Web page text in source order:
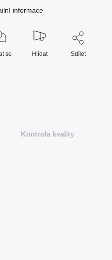
informace
se Hlídat Sdílet
Kontrola kvality